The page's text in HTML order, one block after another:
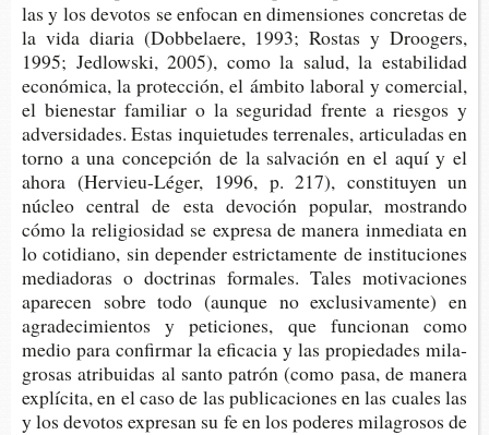
las y los devo­tos se enfo­can en dimen­sio­nes con­cre­tas de
la vida dia­ria (Dob­be­lae­re, 1993; Ros­tas y Droo­gers,
1995; Jed­lows­ki, 2005), como la salud, la esta­bi­li­dad
eco­nó­mi­ca, la pro­tec­ción, el ámbi­to labo­ral y comer­cial,
el bie­nes­tar fami­liar o la segu­ri­dad fren­te a ries­gos y
adver­si­da­des. Estas inquie­tu­des terre­na­les, arti­cu­la­das en
torno a una con­cep­ción de la sal­va­ción en el aquí y el
ahora (Hervieu-​Léger, 1996, p. 217), cons­ti­tu­yen un
núcleo cen­tral de esta devo­ción popu­lar, mos­tran­do
cómo la reli­gio­si­dad se expre­sa de mane­ra inme­dia­ta en
lo coti­diano, sin depen­der estric­ta­men­te de ins­ti­tu­cio­nes
media­do­ras o doc­tri­nas for­ma­les. Tales moti­va­cio­nes
apa­re­cen sobre todo (aun­que no exclu­si­va­men­te) en
agra­de­ci­mien­tos y peti­cio­nes, que fun­cio­nan como
medio para con­fir­mar la efi­ca­cia y las pro­pie­da­des mila­
gro­sas atri­bui­das al santo patrón (como pasa, de mane­ra
explí­ci­ta, en el caso de las publi­ca­cio­nes en las cua­les las
y los devo­tos expre­san su fe en los pode­res mila­gro­sos de